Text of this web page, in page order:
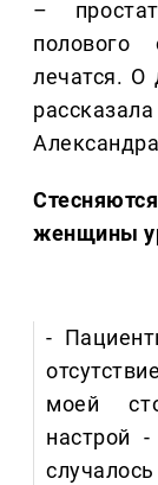
–
лечатся. О
женщины
-
моей
настрой